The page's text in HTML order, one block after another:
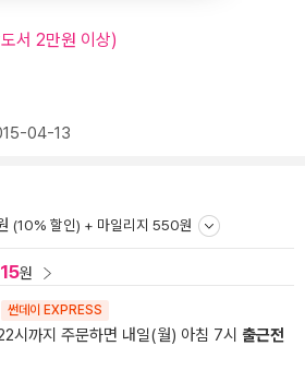
서 2만원 이상)
04-13
(10% 할인) + 마일리지 550원
원
썬데이 EXPRESS
시까지 주문하면 내일(월) 아침 7시 출근전